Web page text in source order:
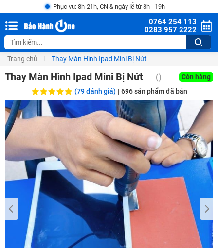
Phục vụ: 8h-21h, CN & ngày lễ từ 8h - 19h
0764 254 113
0283 957 2222
Trang chủ Thay Màn Hình Ipad Mini Bị Nứt
Thay Màn Hình Ipad Mini Bị Nứt ()
Còn hàng
(79 đánh giá) | 696sản phẩm đã bán